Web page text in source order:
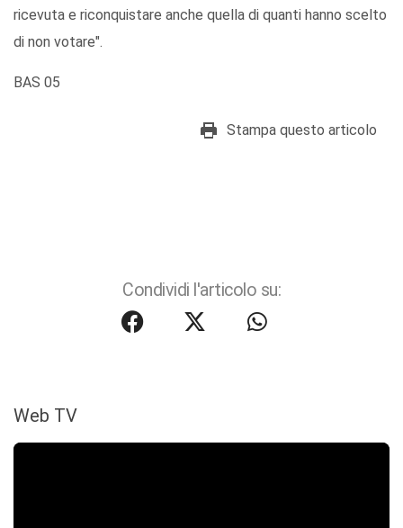
ricevuta e riconquistare anche quella di quanti hanno scelto
di non votare".
BAS 05
Stampa questo articolo
Condividi l'articolo su:
Web TV